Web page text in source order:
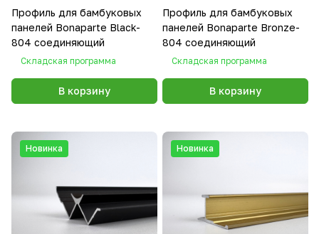
Профиль для бамбуковых
панелей Bonaparte Black-
804 соединяющий
Складская программа
В корзину
Профиль для бамбуковых
панелей Bonaparte Bronze-
804 соединяющий
Складская программа
В корзину
Новинка Новинка